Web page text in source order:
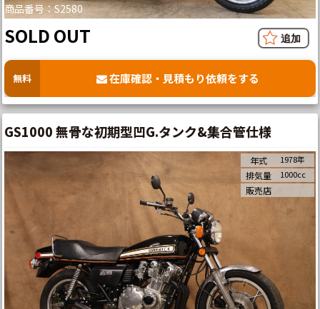
商品番号：S2580
SOLD OUT
無料 在庫確認・見積もり依頼をする
GS1000 無骨な初期型凹G.タンク&集合管仕様
年式 1978年
排気量 1000cc
販売店